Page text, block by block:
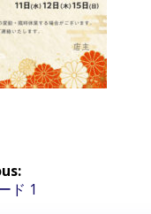
ド 1